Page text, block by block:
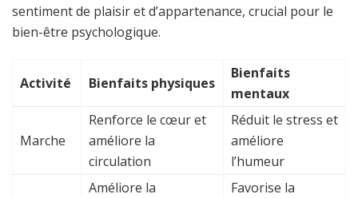
sentiment de plaisir et d’appartenance, crucial pour le
bien-être psychologique.
Activité Bienfaits physiques
Bienfaits
mentaux
Marche
Renforce le cœur et
améliore la
circulation
Réduit le stress et
améliore
l’humeur
Améliore la
Favorise la